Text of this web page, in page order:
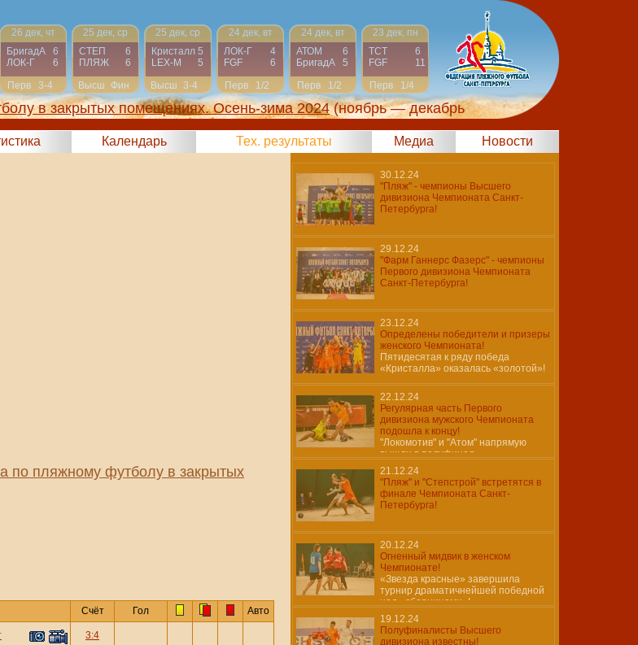
26 дек, чт
БригадА
6
ЛОК-Г
6
Перв
3-4
25 дек, ср
СТЕП
6
ПЛЯЖ
6
Высш Фин
25 дек, ср
Кристалл 5
LEX-М
5
Высш 3-4
24 дек, вт
ЛОК-Г
4
FGF
6
Перв
1/2
24 дек, вт
АТОМ
6
БригадА
5
Перв
1/2
23 дек, пн
ТСТ
6
FGF
11
Перв
1/4
в закрытых помещениях. Осень-зима 2024 (ноябрь — декабрь
Календарь Тех. результаты Медиа Новости
по пляжному футболу в закрытых
Счёт Гол Авто
3:4
30.12.24
"Пляж" - чемпионы Высшего
дивизиона Чемпионата Санкт-
Петербурга!
29.12.24
"Фарм Ганнерс Фазерс" - чемпионы
Первого дивизиона Чемпионата
Санкт-Петербурга!
23.12.24
Определены победители и призеры
женского Чемпионата!
Пятидесятая к ряду победа
«Кристалла» оказалась «золотой»!
22.12.24
Регулярная часть Первого
дивизиона мужского Чемпионата
подошла к концу!
"Локомотив" и "Атом" напрямую
вышли в полуфинал.
21.12.24
"Пляж" и "Степстрой" встретятся в
финале Чемпионата Санкт-
Петербурга!
20.12.24
Огненный мидвик в женском
Чемпионате!
«Звезда красные» завершила
турнир драматичнейшей победной
над «сборницами»!
19.12.24
Полуфиналисты Высшего
дивизиона известны!